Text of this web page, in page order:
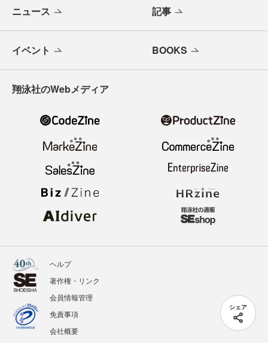
シェア
ニュース 記事
イベント BOOKS
翔泳社のWebメディア
ヘルプ
著作権・リンク
会員情報管理
免責事項
会社概要